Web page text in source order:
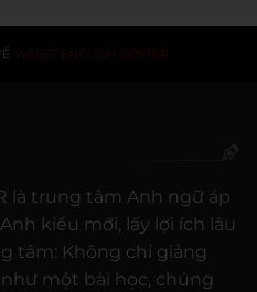
WESET ENGLISH CENTER
là trung tâm Anh ngữ áp
kiểu mới, lấy lợi ích lâu
tâm: Không chỉ giảng
một bài học, chúng